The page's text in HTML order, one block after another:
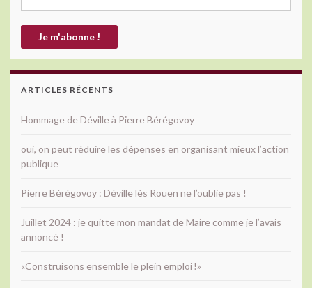
ARTICLES RÉCENTS
Hommage de Déville à Pierre Bérégovoy
oui, on peut réduire les dépenses en organisant mieux l’action
publique
Pierre Bérégovoy : Déville lès Rouen ne l’oublie pas !
Juillet 2024 : je quitte mon mandat de Maire comme je l’avais
annoncé !
«Construisons ensemble le plein emploi !»